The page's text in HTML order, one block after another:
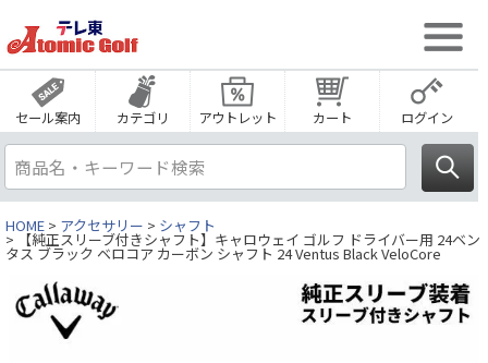
セール案内 カテゴリ アウトレット カート ログイン
HOME アクセサリー シャフト
【純正スリーブ付きシャフト】キャロウェイ ゴルフ ドライバー用 24ベン
タス ブラック ベロコア カーボン シャフト 24 Ventus Black VeloCore